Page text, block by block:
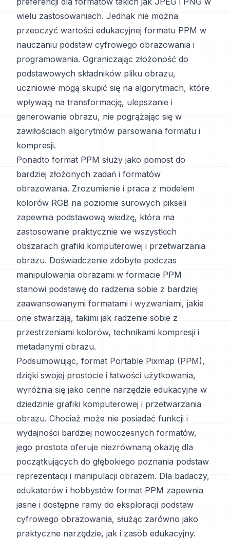
wielu zastosowaniach. Jednak nie można
przeoczyć wartości edukacyjnej formatu PPM w
nauczaniu podstaw cyfrowego obrazowania i
programowania. Ograniczając złożoność do
podstawowych składników pliku obrazu,
uczniowie mogą skupić się na algorytmach, które
wpływają na transformację, ulepszanie i
generowanie obrazu, nie pogrążając się w
zawiłościach algorytmów parsowania formatu i
kompresji.
Ponadto format PPM służy jako pomost do
bardziej złożonych zadań i formatów
obrazowania. Zrozumienie i praca z modelem
kolorów RGB na poziomie surowych pikseli
zapewnia podstawową wiedzę, która ma
zastosowanie praktycznie we wszystkich
obszarach grafiki komputerowej i przetwarzania
obrazu. Doświadczenie zdobyte podczas
manipulowania obrazami w formacie PPM
stanowi podstawę do radzenia sobie z bardziej
zaawansowanymi formatami i wyzwaniami, jakie
one stwarzają, takimi jak radzenie sobie z
przestrzeniami kolorów, technikami kompresji i
metadanymi obrazu.
Podsumowując, format Portable Pixmap (PPM),
dzięki swojej prostocie i łatwości użytkowania,
wyróżnia się jako cenne narzędzie edukacyjne w
dziedzinie grafiki komputerowej i przetwarzania
obrazu. Chociaż może nie posiadać funkcji i
wydajności bardziej nowoczesnych formatów,
jego prostota oferuje niezrównaną okazję dla
początkujących do głębokiego poznania podstaw
reprezentacji i manipulacji obrazem. Dla badaczy,
edukatorów i hobbystów format PPM zapewnia
jasne i dostępne ramy do eksploracji podstaw
cyfrowego obrazowania, służąc zarówno jako
praktyczne narzędzie, jak i zasób edukacyjny.